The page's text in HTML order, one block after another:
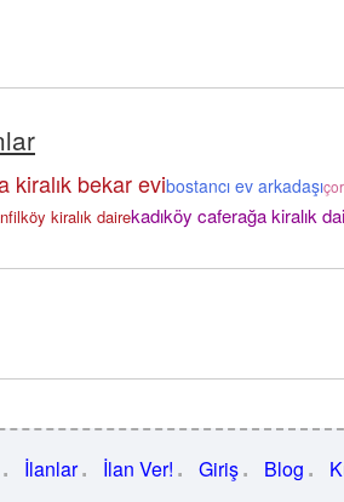
kiralık bekar evibostancı ev arkadaşı
kiralık dairekadıköy caferağa kiralık
İlanlar İlan Ver! Giriş Blog